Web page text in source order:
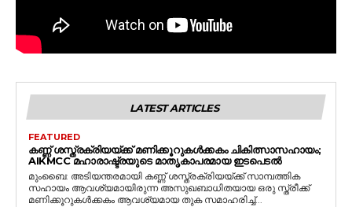
LATEST ARTICLES
FEATURED
കണ്ണ് ശസ്ത്രക്രിയയ്ക്ക് മണിക്കൂറുകൾക്കകം ചികിത്സാസഹായം;
AIKMCC മഹാരാഷ്ട്രയുടെ മാതൃകാപരമായ ഇടപെടൽ
മുംബൈ: അടിയന്തരമായി കണ്ണ് ശസ്ത്രക്രിയയ്ക്ക് സാമ്പത്തിക
സഹായം ആവശ്യമായിരുന്ന അസുഖബാധിതയായ ഒരു സ്ത്രീക്ക്
മണിക്കൂറുകൾക്കകം ആവശ്യമായ തുക സമാഹരിച്ച്...